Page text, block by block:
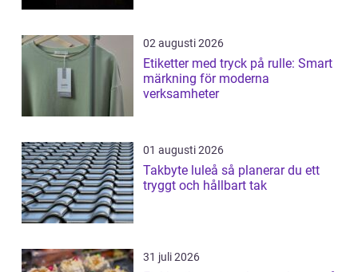
02 augusti 2026
Etiketter med tryck på rulle: Smart
märkning för moderna
verksamheter
01 augusti 2026
Takbyte luleå så planerar du ett
tryggt och hållbart tak
31 juli 2026